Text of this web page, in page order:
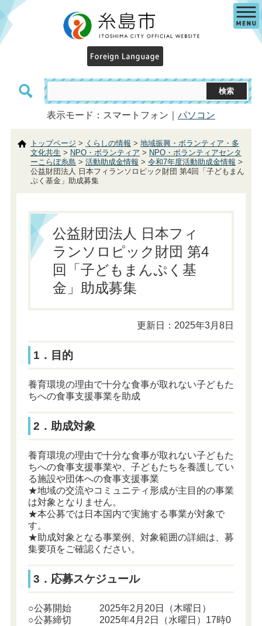
表示モード：スマートフォン｜ パソコン
トップページ > くらしの情報 > 地域振興・ボランティア・多
文化共生 > NPO・ボランティア > NPO・ボランティアセンタ
ーこらぼ糸島 > 活動助成金情報 > 令和7年度活動助成金情報 >
公益財団法人 日本フィランソロピック財団 第4回「子どもまん
ぷく基金」助成募集
公益財団法人 日本フィ
ランソロピック財団 第4
回「子どもまんぷく基
金」助成募集
更新日：2025年3月8日
1．目的
養育環境の理由で十分な食事が取れない子どもた
ちへの食事支援事業を助成
2．助成対象
養育環境の理由で十分な食事が取れない子どもた
ちへの食事支援事業や、子どもたちを養護してい
る施設や団体への食事支援事業
★地域の交流やコミュニティ形成が主目的の事業
は対象となりません。
★本公募では日本国内で実施する事業が対象で
す。
★助成対象となる事業例、対象範囲の詳細は、募
集要項をご確認ください。
3．応募スケジュール
○公募開始 2025年2月20日（木曜日）
○公募締切 2025年4月2日（水曜日）17時0